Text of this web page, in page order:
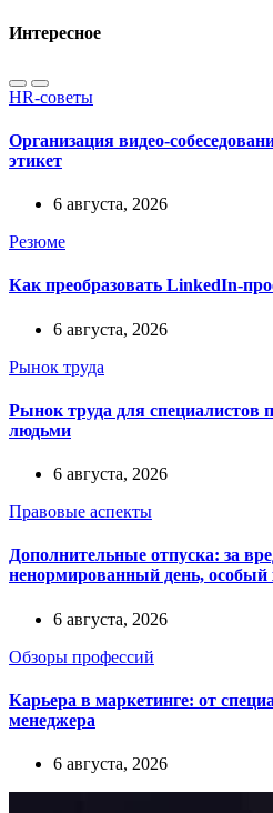
Интересное
HR-советы
Организация видео-
этикет
6 августа, 2026
Резюме
Как преобразовать LinkedIn-
6 августа, 2026
Рынок труда
Рынок труда для специалистов
людьми
6 августа, 2026
Правовые аспекты
Дополнительные отпуска: за
ненормированный день, особый
6 августа, 2026
Обзоры профессий
Карьера в маркетинге: от
менеджера
6 августа, 2026